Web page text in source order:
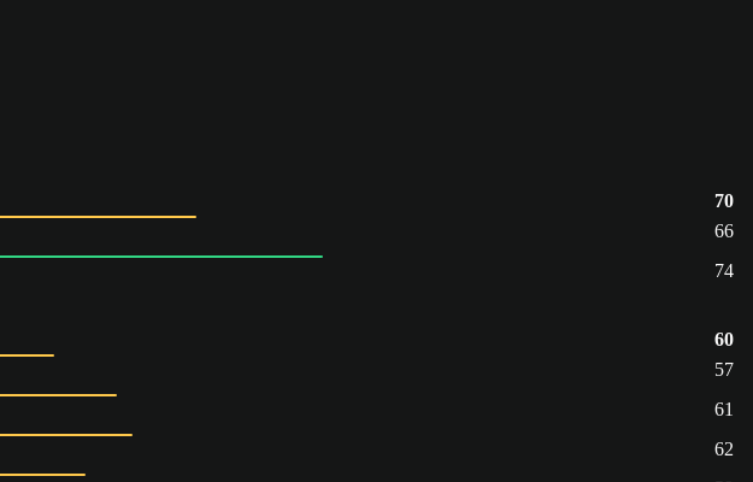
70
66
74
60
57
61
62